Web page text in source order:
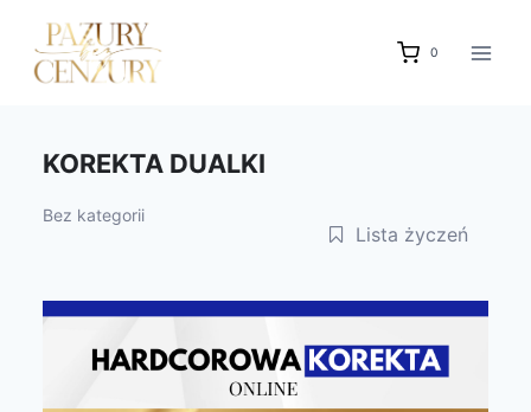
treści
0
KOREKTA DUALKI
Bez kategorii
Lista życzeń